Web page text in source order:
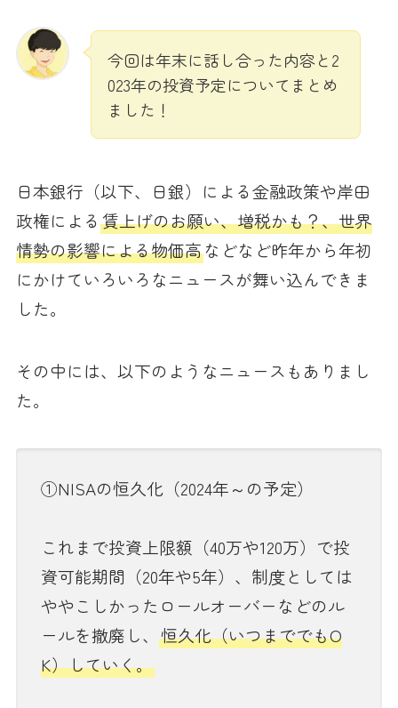
今回は年末に話し合った内容と2
023年の投資予定についてまとめ
ました！
日本銀行（以下、日銀）による金融政策や岸田
政権による 賃上げのお願い、増税かも？、世界
情勢の影響による物価高などなど昨年から年初
にかけていろいろなニュースが舞い込んできま
した。
その中には、以下のようなニュースもありまし
た。
①NISAの恒久化（2024年～の予定）
これまで投資上限額（40万や120万）で投
資可能期間（20年や5年）、制度としては
ややこしかったロールオーバーなどのル
ールを撤廃し、恒久化（いつまででもO
K）していく。